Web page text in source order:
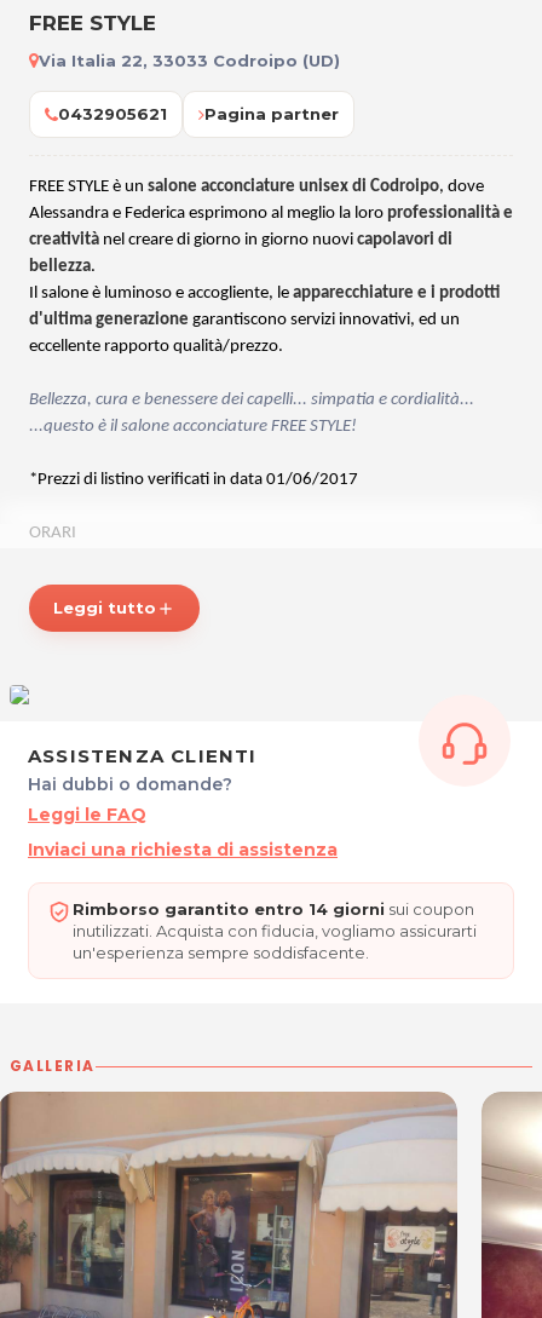
FREE STYLE
Via Italia 22, 33033 Codroipo (UD)
0432905621 Pagina partner
FREE STYLE è un salone acconciature unisex di Codroipo, dove
Alessandra e Federica esprimono al meglio la loro professionalità e
creatività nel creare di giorno in giorno nuovi capolavori di
bellezza.
Il salone è luminoso e accogliente, le apparecchiature e i prodotti
d'ultima generazione garantiscono servizi innovativi, ed un
eccellente rapporto qualità/prezzo.
Bellezza, cura e benessere dei capelli... simpatia e cordialità...
...questo è il salone acconciature FREE STYLE!
*Prezzi di listino verificati in data 01/06/2017
ORARI
Gio: 8:30 – 12:30 15:00 - 19:00
Ven: 8:30 - 18:00
33033 Codroipo
Tel. 0432905621
Per ulteriori informazioni sull'offerta o sulle modalità di acquisto
scrivi aposta@espevia.it.
Leggi tutto add
ASSISTENZA CLIENTI
Hai dubbi o domande?
Leggi le FAQ
Inviaci una richiesta di assistenza
Rimborso garantito entro 14 giorni sui coupon
inutilizzati. Acquista con fiducia, vogliamo assicurarti
un'esperienza sempre soddisfacente.
GALLERIA